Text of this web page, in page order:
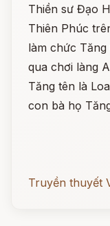
Thiền sư Đạo
Thiên Phúc
làm chức
qua chơi làng
Tăng tên là
con bà họ
Truyền thuyết